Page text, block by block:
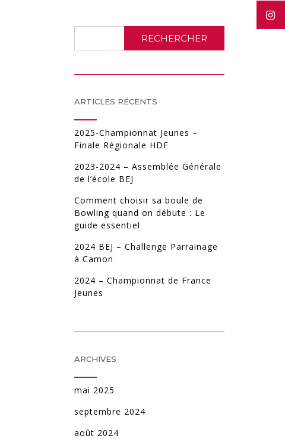
RECHERCHER
ARTICLES RÉCENTS
2025-Championnat Jeunes –
Finale Régionale HDF
2023-2024 – Assemblée Générale
de l’école BEJ
Comment choisir sa boule de
Bowling quand on débute : Le
guide essentiel
2024 BEJ – Challenge Parrainage
à Camon
2024 – Championnat de France
Jeunes
ARCHIVES
mai 2025
septembre 2024
août 2024